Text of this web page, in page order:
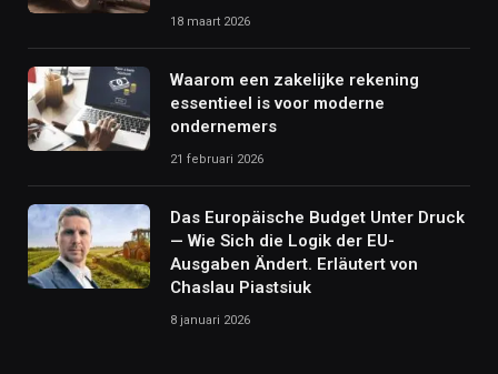
18 maart 2026
Waarom een zakelijke rekening
essentieel is voor moderne
ondernemers
21 februari 2026
Das Europäische Budget Unter Druck
— Wie Sich die Logik der EU-
Ausgaben Ändert. Erläutert von
Chaslau Piastsiuk
8 januari 2026